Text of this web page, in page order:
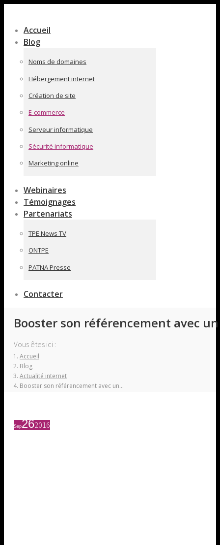
pleine
largeur
Accueil
Blog
Noms de domaines
Hébergement internet
Création de site
E-commerce
Serveur informatique
Sécurité informatique
Marketing online
Webinaires
Témoignages
Partenariats
TPE News TV
ONTPE
PATNA Presse
Contacter
Booster son référencement avec un
Vous êtes ici :
Accueil
Blog
Actualité internet
Booster son référencement avec un…
Sep262016